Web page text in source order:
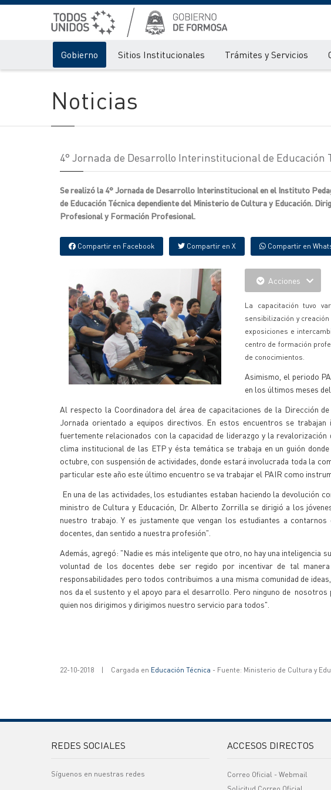
Gobierno Sitios Institucionales Trámites y Servicios
Noticias
4° Jornada de Desarrollo Interinstitucional de Educación
Se realizó la 4° Jornada de Desarrollo Interinstitucional en el Instituto
de Educación Técnica dependiente del Ministerio de Cultura y Educación.
Profesional y Formación Profesional.
Compartir en Facebook Compartir en X Compartir en
Acciones
La capacitación tuvo
sensibilización y
exposiciones e
centro de formación
de conocimientos.
Asimismo, el periodo
en los últimos meses del
Al respecto la Coordinadora del área de capacitaciones de la Dirección
Jornada orientado a equipos directivos. En estos encuentros se
fuertemente relacionados con la capacidad de liderazgo y la
clima institucional de las ETP y ésta temática se trabaja en un guión
octubre, con suspensión de actividades, donde estará involucrada toda la
particular este año este último encuentro se va trabajar el PAIR como
En una de las actividades, los estudiantes estaban haciendo la
ministro de Cultura y Educación, Dr. Alberto Zorrilla se dirigió a los
nuestro trabajo. Y es justamente que vengan los estudiantes a
docentes, dan sentido a nuestra profesión".
Además, agregó: "Nadie es más inteligente que otro, no hay una inteligencia
voluntad de los docentes debe ser regido por incentivar de tal
responsabilidades pero todos contribuimos a una misma comunidad de
nos da el sustento y el apoyo para el desarrollo. Pero ninguno de
quien nos dirigimos y dirigimos nuestro servicio para todos".
22-10-2018 | Cargada en Educación Técnica - Fuente: Ministerio de Cultura y
REDES SOCIALES
Síguenos en nuestras redes
ACCESOS DIRECTOS
Correo Oficial - Webmail